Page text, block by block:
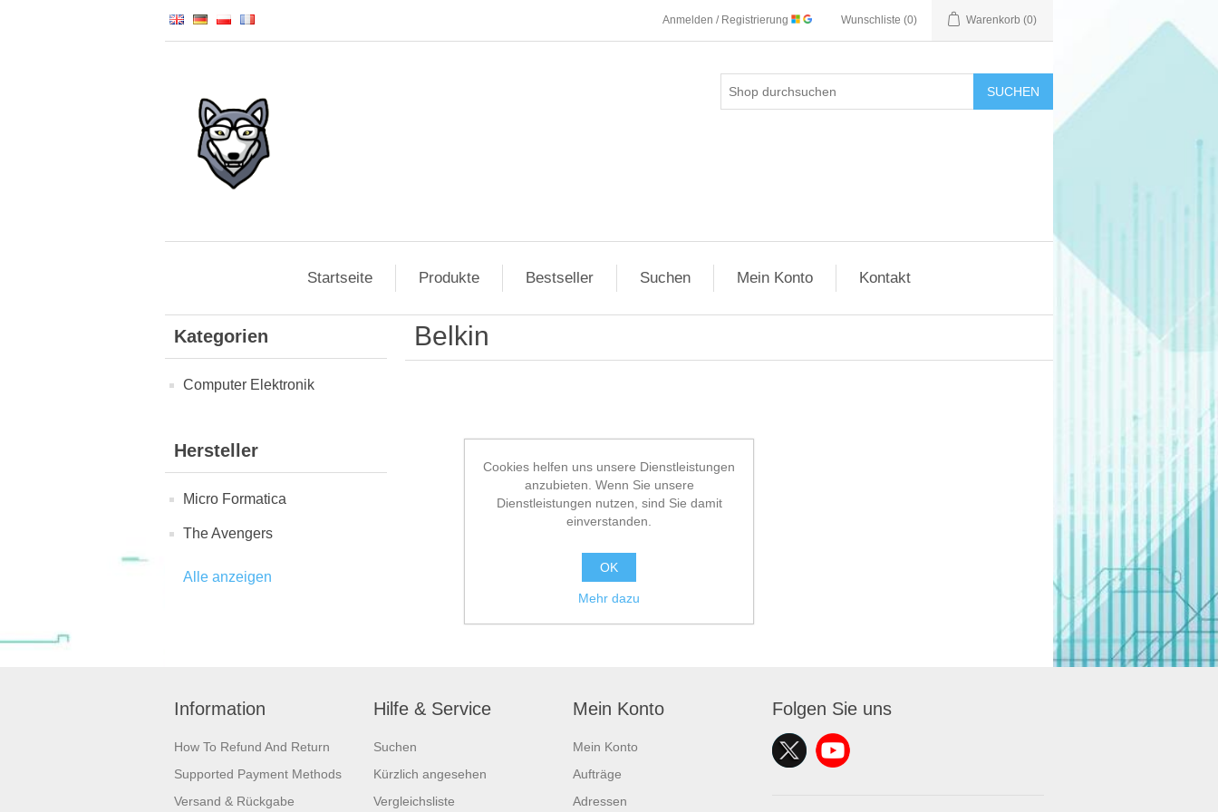
Anmelden / Registrierung Wunschliste (0) Warenkorb (0)
SUCHEN
Startseite Produkte Bestseller Suchen Mein Konto Kontakt
Kategorien
Computer Elektronik
Hersteller
Micro Formatica
The Avengers
Alle anzeigen
Belkin
Information
How To Refund And Return
Supported Payment Methods
Versand & Rückgabe
Hilfe & Service
Suchen
Kürzlich angesehen
Vergleichsliste
Mein Konto
Mein Konto
Aufträge
Adressen
Folgen Sie uns
Cookies helfen uns unsere Dienstleistungen
anzubieten. Wenn Sie unsere
Dienstleistungen nutzen, sind Sie damit
einverstanden.
OK
Mehr dazu